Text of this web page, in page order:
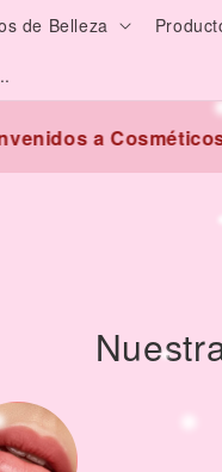
de Belleza
a